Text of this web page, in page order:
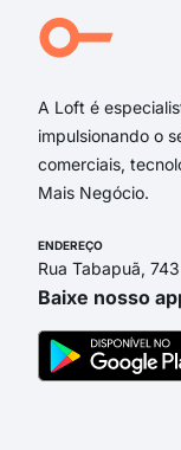
A Loft é
impulsionando o
comerciais,
Mais Negócio.
ENDEREÇO
Rua Tabapuã,
Baixe nosso